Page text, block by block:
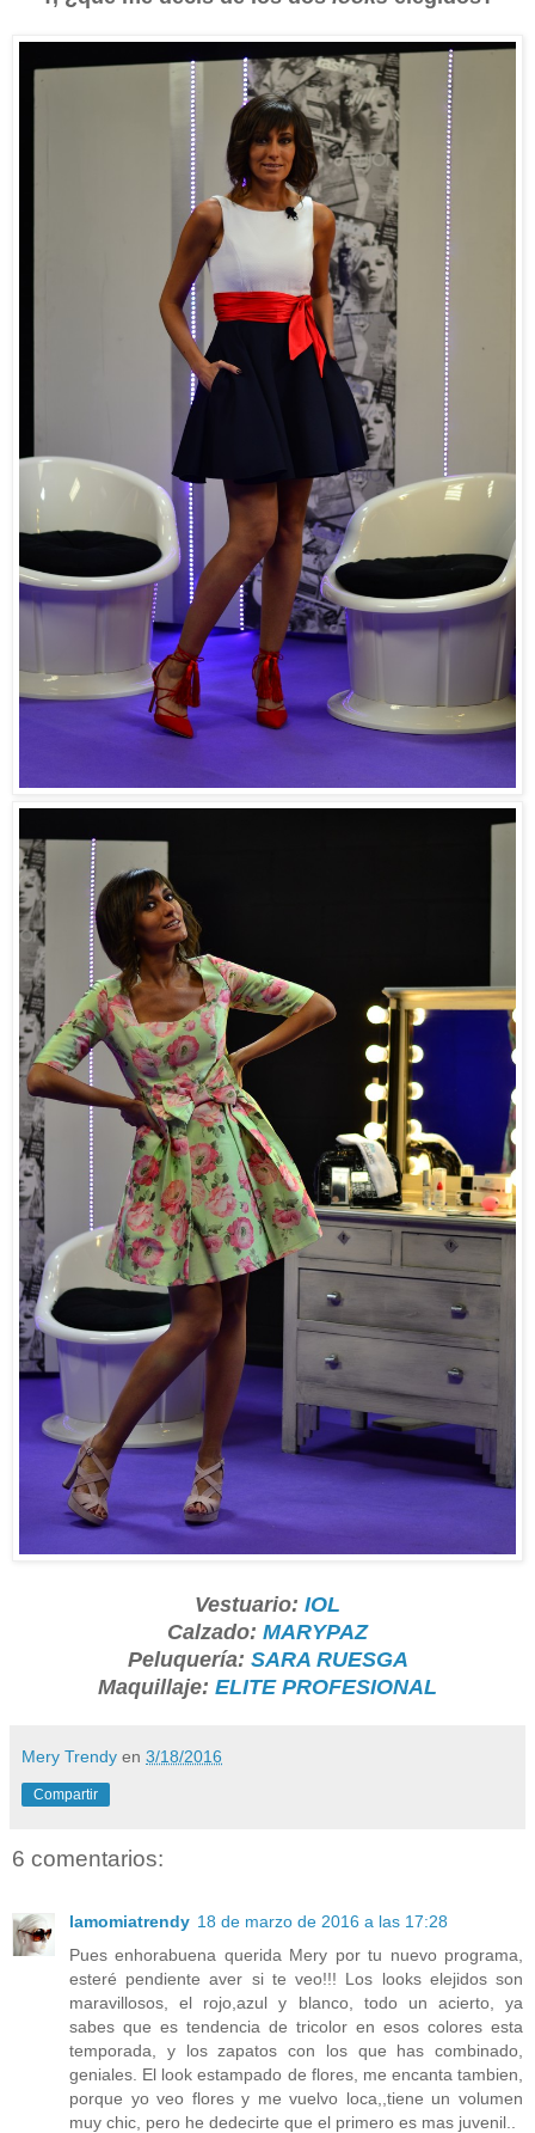
Vestuario: IOL
Calzado: MARYPAZ
Peluquería: SARA RUESGA
Maquillaje: ELITE PROFESIONAL
Mery Trendy en 3/18/2016
Compartir
6 comentarios:
lamomiatrendy 18 de marzo de 2016 a las 17:28
Pues enhorabuena querida Mery por tu nuevo programa,
esteré pendiente aver si te veo!!! Los looks elejidos son
maravillosos, el rojo,azul y blanco, todo un acierto, ya
sabes que es tendencia de tricolor en esos colores esta
temporada, y los zapatos con los que has combinado,
geniales. El look estampado de flores, me encanta tambien,
porque yo veo flores y me vuelvo loca,,tiene un volumen
muy chic, pero he dedecirte que el primero es mas juvenil..